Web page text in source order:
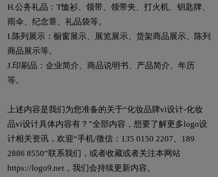
H.公务礼品：T恤衫、领带、领带夹、打火机、钥匙牌、
雨伞、纪念章、礼品袋等。
I.陈列展示：橱窗展示、展览展示、货架商品展示、陈列
商品展示等。
J.印刷品：企业简介、商品说明书、产品简介、年历
等。
上述内容是我们为您准备的关于“化妆品牌vi设计-化妆
品vi设计具体内容有？”全部内容，想要了解更多logo设
计相关资讯，欢迎“手机/微信：135 0150 2207、189
2886 8550”联系我们，或者收藏或者关注本网站
https://logo9.net ，我们会持续更新内容。